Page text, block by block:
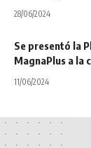
28/06/2024
Se presentó la
MagnaPlus a la
11/06/2024